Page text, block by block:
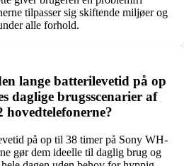
tilpasser sig skiftende miljøer og
alle forhold.
lange batterilevetid på op
daglige brugsscenarier af
på op til 38 timer på Sony WH-
gør dem ideelle til daglig brug og